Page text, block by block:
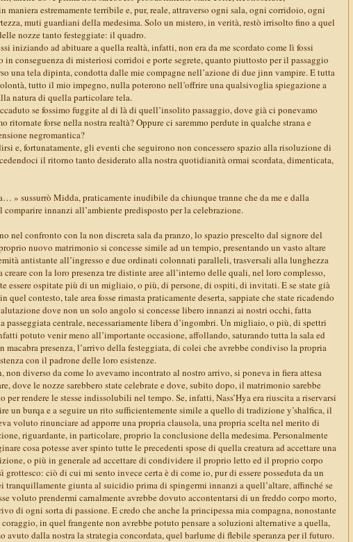
maniera estremamente terribile e, pur, reale, attraverso ogni sala, ogni corridoio, ogni
muti guardiani della medesima. Solo un mistero, in verità, restò irrisolto fino a quel
nozze tanto festeggiate: il quadro.
iniziando ad abituare a quella realtà, infatti, non era da me scordato come lì fossi
in conseguenza di misteriosi corridoi e porte segrete, quanto piuttosto per il passaggio
una tela dipinta, condotta dalle mie compagne nell’azione di due jinn vampire. E tutta
tutto il mio impegno, nulla poterono nell’offrire una qualsivoglia spiegazione a
natura di quella particolare tela.
se fossimo fuggite al di là di quell’insolito passaggio, dove già ci ponevamo
ritornate forse nella nostra realtà? Oppure ci saremmo perdute in qualche strana e
negromantica?
e, fortunatamente, gli eventi che seguirono non concessero spazio alla risoluzione di
il ritorno tanto desiderato alla nostra quotidianità ormai scordata, dimenticata,
» sussurrò Midda, praticamente inudibile da chiunque tranne che da me e dalla
comparire innanzi all’ambiente predisposto per la celebrazione.
nel confronto con la non discreta sala da pranzo, lo spazio prescelto dal signore del
nuovo matrimonio si concesse simile ad un tempio, presentando un vasto altare
antistante all’ingresso e due ordinati colonnati paralleli, trasversali alla lunghezza
creare con la loro presenza tre distinte aree all’interno delle quali, nel loro complesso,
essere ospitate più di un migliaio, o più, di persone, di ospiti, di invitati. E se state già
quel contesto, tale area fosse rimasta praticamente deserta, sappiate che state ricadendo
dove non un solo angolo si concesse libero innanzi ai nostri occhi, fatta
passeggiata centrale, necessariamente libera d’ingombri. Un migliaio, o più, di spettri
potuto venir meno all’importante occasione, affollando, saturando tutta la sala ed
macabra presenza, l’arrivo della festeggiata, di colei che avrebbe condiviso la propria
con il padrone delle loro esistenze.
diverso da come lo avevamo incontrato al nostro arrivo, si poneva in fiera attesa
dove le nozze sarebbero state celebrate e dove, subito dopo, il matrimonio sarebbe
per rendere le stesse indissolubili nel tempo. Se, infatti, Nass’Hya era riuscita a riservarsi
un burqa e a seguire un rito sufficientemente simile a quello di tradizione y’shalfica, il
voluto rinunciare ad apporre una propria clausola, una propria scelta nel merito di
riguardante, in particolare, proprio la conclusione della medesima. Personalmente
cosa potesse aver spinto tutte le precedenti spose di quella creatura ad accettare una
o più in generale ad accettare di condividere il proprio letto ed il proprio corpo
grottesco: ciò di cui mi sento invece certa è di come io, pur di essere posseduta da un
tranquillamente giunta al suicidio prima di spingermi innanzi a quell’altare, affinché se
voluto prendermi carnalmente avrebbe dovuto accontentarsi di un freddo corpo morto,
di ogni sorta di passione. E credo che anche la principessa mia compagna, nonostante
in quel frangente non avrebbe potuto pensare a soluzioni alternative a quella,
avuto dalla nostra la strategia concordata, quel barlume di flebile speranza per il futuro.